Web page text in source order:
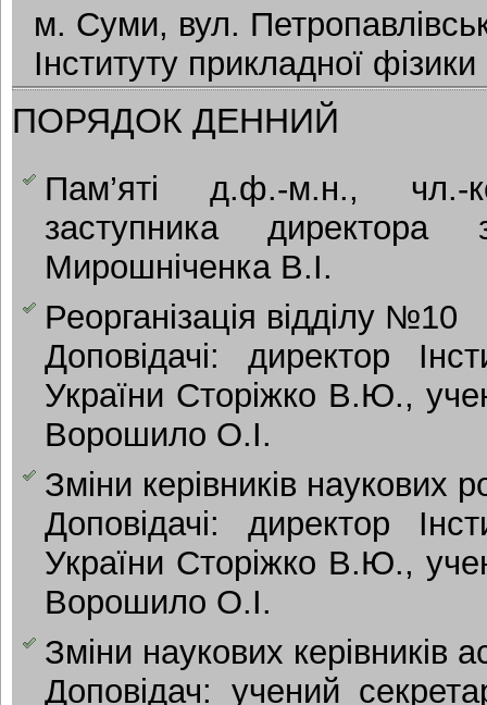
м. Суми, вул.
Інституту прикладної фізики
ПОРЯДОК ДЕННИЙ
Пам’яті д.ф.-м.н.,
заступника
Мирошніченка В.І.
Реорганізація відділу №10
Доповідачі: директор
України Сторіжко В.Ю.,
Ворошило О.І.
Зміни керівників наукових
Доповідачі: директор
України Сторіжко В.Ю.,
Ворошило О.І.
Зміни наукових керівників
Доповідач: учений